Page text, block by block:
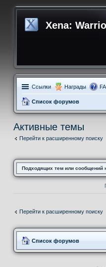
Xena:
Ссылки Награды
Список форумов
Активные темы
Перейти к расширенному поиску
Подходящих тем или сообщений
Перейти к расширенному поиску
Список форумов